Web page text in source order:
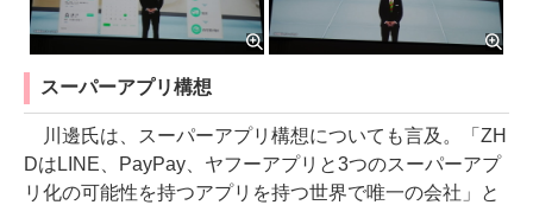
スーパーアプリ構想
川邊氏は、スーパーアプリ構想についても言及。「ZH
DはLINE、PayPay、ヤフーアプリと3つのスーパーアプ
リ化の可能性を持つアプリを持つ世界で唯一の会社」と